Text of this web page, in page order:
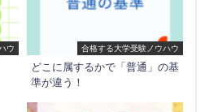
ウ 合格する大学受験ノウハウ
どこに属するかで「普通」の基
準が違う！